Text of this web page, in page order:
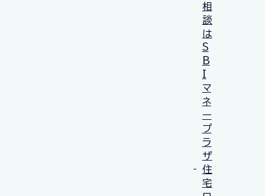
相
談
は
S
B
I
マ
ネ
ー
プ
ラ
ザ
住
宅